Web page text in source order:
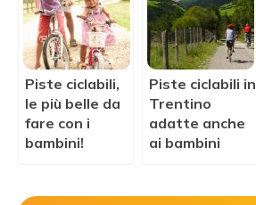
Piste ciclabili,
le più belle da
fare con i
bambini!
Piste ciclabili in
Trentino
adatte anche
ai bambini